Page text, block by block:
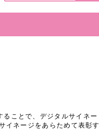
ことで、デジタルサイネー
イネージをあらためて表彰す